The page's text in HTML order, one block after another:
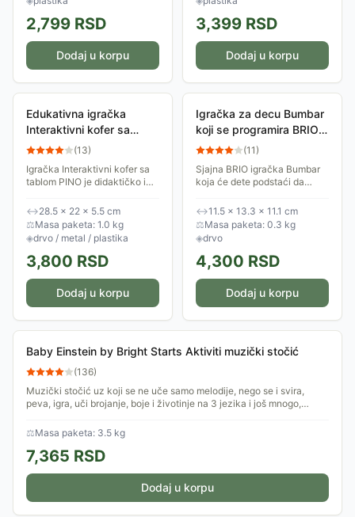
2,799 RSD
Dodaj u korpu
3,399 RSD
Dodaj u korpu
Edukativna igračka
Interaktivni kofer sa
tablom PINO 6060
(13)
Igračka Interaktivni kofer sa
tablom PINO je didaktičko i
razvoj fine motorike, crtanja i
pisanja, igru sa magnetima,
kao i...
↔28.5 × 22 × 5.5 cm
⚖Masa paketa: 1.0 kg
◈drvo / metal / plastika
3,800 RSD
Dodaj u korpu
Igračka za decu Bumbar
koji se programira BRIO
30154
(11)
Sjajna BRIO igračka Bumbar
koja će dete podstaći da
trči, razvija osećaj za muziku,
ritam, da komunicira. Ono što
će...
↔11.5 × 13.3 × 11.1 cm
⚖Masa paketa: 0.3 kg
◈drvo
4,300 RSD
Dodaj u korpu
Baby Einstein by Bright Starts Aktiviti muzički stočić
(136)
Muzički stočić uz koji se ne uče samo melodije, nego se i svira,
peva, igra, uči brojanje, boje i životinje na 3 jezika i još mnogo,
⚖Masa paketa: 3.5 kg
7,365 RSD
Dodaj u korpu